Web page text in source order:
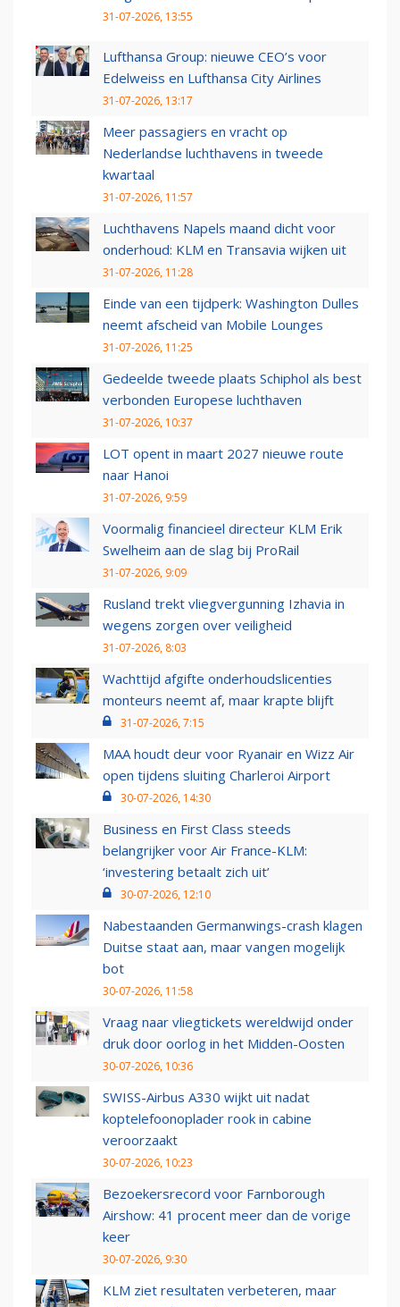
31-07-2026, 13:55
Lufthansa Group: nieuwe CEO’s voor
Edelweiss en Lufthansa City Airlines
31-07-2026, 13:17
Meer passagiers en vracht op
Nederlandse luchthavens in tweede
kwartaal
31-07-2026, 11:57
Luchthavens Napels maand dicht voor
onderhoud: KLM en Transavia wijken uit
31-07-2026, 11:28
Einde van een tijdperk: Washington Dulles
neemt afscheid van Mobile Lounges
31-07-2026, 11:25
Gedeelde tweede plaats Schiphol als best
verbonden Europese luchthaven
31-07-2026, 10:37
LOT opent in maart 2027 nieuwe route
naar Hanoi
31-07-2026, 9:59
Voormalig financieel directeur KLM Erik
Swelheim aan de slag bij ProRail
31-07-2026, 9:09
Rusland trekt vliegvergunning Izhavia in
wegens zorgen over veiligheid
31-07-2026, 8:03
Wachttijd afgifte onderhoudslicenties
monteurs neemt af, maar krapte blijft
31-07-2026, 7:15
MAA houdt deur voor Ryanair en Wizz Air
open tijdens sluiting Charleroi Airport
30-07-2026, 14:30
Business en First Class steeds
belangrijker voor Air France-KLM:
‘investering betaalt zich uit’
30-07-2026, 12:10
Nabestaanden Germanwings-crash klagen
Duitse staat aan, maar vangen mogelijk
bot
30-07-2026, 11:58
Vraag naar vliegtickets wereldwijd onder
druk door oorlog in het Midden-Oosten
30-07-2026, 10:36
SWISS-Airbus A330 wijkt uit nadat
koptelefoonoplader rook in cabine
veroorzaakt
30-07-2026, 10:23
Bezoekersrecord voor Farnborough
Airshow: 41 procent meer dan de vorige
keer
30-07-2026, 9:30
KLM ziet resultaten verbeteren, maar